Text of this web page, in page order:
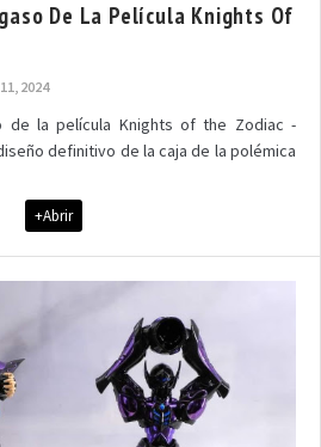
De La Película Knights Of
2024
de la película Knights of the Zodiac -
definitivo de la caja de la polémica
+Abrir